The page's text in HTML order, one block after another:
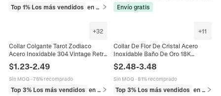
Top 1% Los más vendidos en Collares Envío gratis
+32
Collar Colgante Tarot Zodiaco
Acero Inoxidable 304 Vintage Retro
Cadena Bordillo Joyas Hombre
Mujer
$1.23-2.49
Sin MOQ · 76% recomprado
Top 3% Los más vendidos
+11
Collar De Flor De Cristal Acero
Inoxidable Baño De Oro 18K
Elegante Mujer
$2.48-3.48
Sin MOQ · 81% recomprado
Top 3% Los más vendidos